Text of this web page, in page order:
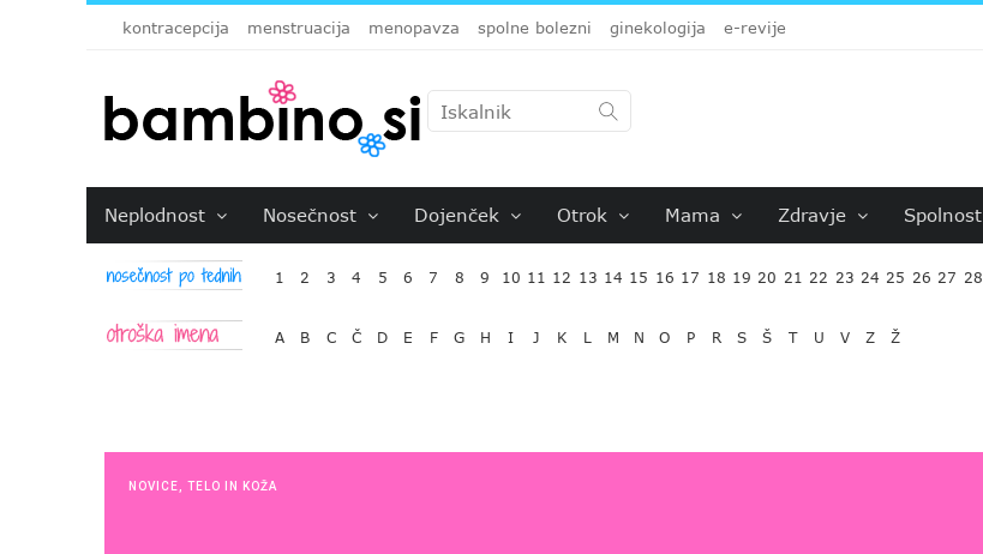
kontracepcija menstruacija menopavza spolne bolezni ginekologija e-revije
Neplodnost Nosečnost Dojenček Otrok Mama Zdravje Spolnost
1 2 3 4 5 6 7 8 9 10 11 12 13 14 15 16 17 18 19 20 21 22 23 24 25 26 27 28
A B C Č D E F G H I J K L M N O P R S Š T U V Z Ž
NOVICE TELO IN KOŽA